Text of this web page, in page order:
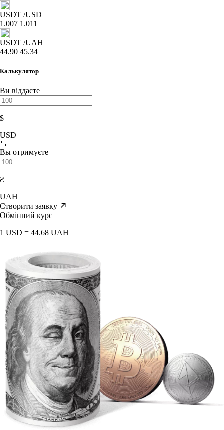
USDT /USD
1.007 1.011
USDT /UAH
44.90 45.34
Калькулятор
Ви віддаєте
$
USD
Вы отримуєте
₴
UAH
Створити заявку
Обмінний курс
1 USD = 44.68 UAH